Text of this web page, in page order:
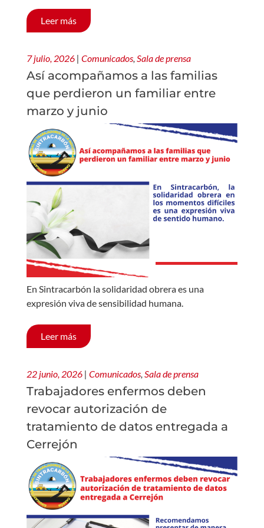
Leer más
7 julio, 2026 | Comunicados Sala de prensa
Así acompañamos a las familias
que perdieron un familiar entre
marzo y junio
En Sintracarbón la solidaridad obrera es una
expresión viva de sensibilidad humana.
Leer más
22 junio, 2026 | Comunicados, Sala de prensa
Trabajadores enfermos deben
revocar autorización de
tratamiento de datos entregada a
Cerrejón